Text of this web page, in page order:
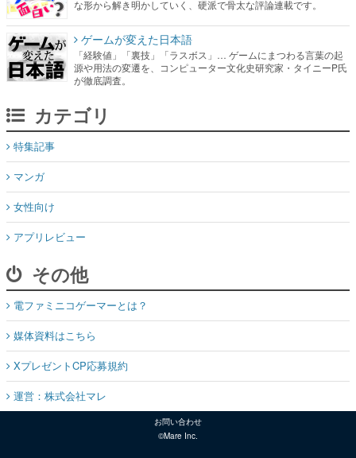
源や用法の変遷を、コンピューター文化史研究家・タイニーP氏
カテゴリ
マンガ
女性向け
アプリレビュー
その他
電ファミニコゲーマーとは？
媒体資料はこちら
XプレゼントCP応募規約
運営：株式会社マレ